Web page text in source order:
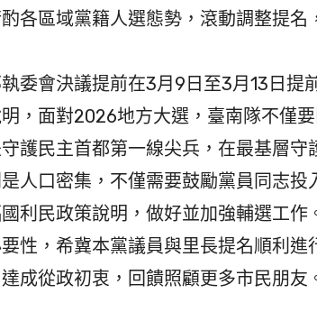
各區域黨籍人選態勢，滾動調整提名
委會決議提前在3月9日至3月13日提
，面對2026地方大選，臺南隊不僅
護民主首都第一線尖兵，在最基層守
人口密集，不僅需要鼓勵黨員同志投
利民政策說明，做好並加強輔選工作
性，希冀本黨議員與里長提名順利進
成從政初衷，回饋照顧更多市民朋友